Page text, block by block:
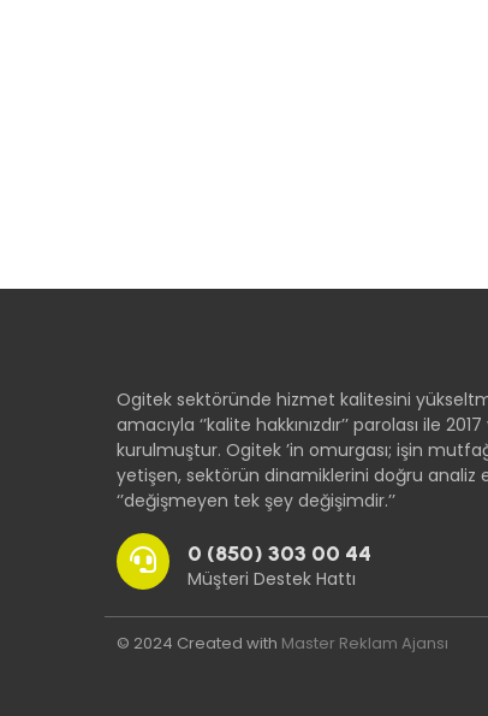
Ogitek sektöründe hizmet kalitesini
amacıyla ‘’kalite hakkınızdır’’ parolası ile 2017
kurulmuştur. Ogitek ’in omurgası; işin
yetişen, sektörün dinamiklerini doğru analiz
‘’değişmeyen tek şey değişimdir.’’
0 (850) 303 00 44
Müşteri Destek Hattı
© 2024 Created with Master Reklam Ajansı